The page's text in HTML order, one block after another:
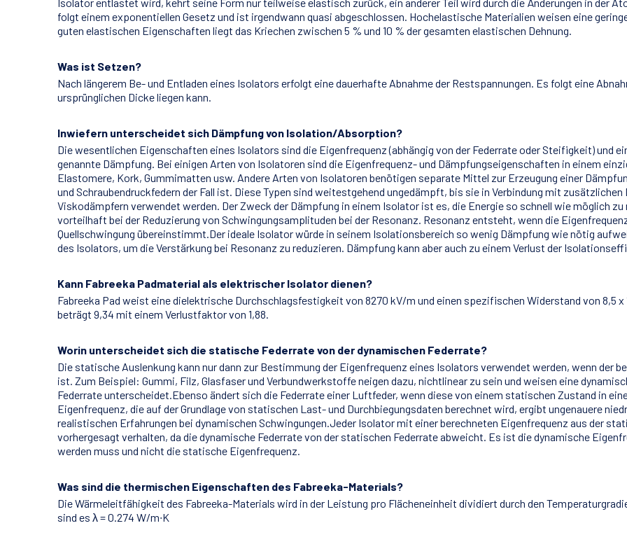
folgt einem exponentiellen Gesetz und ist irgendwann quasi abgeschlossen. Hochelastische Materialien weisen eine
guten elastischen Eigenschaften liegt das Kriechen zwischen 5 % und 10 % der gesamten elastischen Dehnung.
Was ist Setzen?
Nach längerem Be- und Entladen eines Isolators erfolgt eine dauerhafte Abnahme der Restspannungen. Es folgt eine
ursprünglichen Dicke liegen kann.
Inwiefern unterscheidet sich Dämpfung von Isolation/Absorption?
Die wesentlichen Eigenschaften eines Isolators sind die Eigenfrequenz (abhängig von der Federrate oder Steifigkeit) und
genannte Dämpfung. Bei einigen Arten von Isolatoren sind die Eigenfrequenz- und Dämpfungseigenschaften in einem
Elastomere, Kork, Gummimatten usw. Andere Arten von Isolatoren benötigen separate Mittel zur Erzeugung einer
und Schraubendruckfedern der Fall ist. Diese Typen sind weitestgehend ungedämpft, bis sie in Verbindung mit
Viskodämpfern verwendet werden. Der Zweck der Dämpfung in einem Isolator ist es, die Energie so schnell wie möglich
vorteilhaft bei der Reduzierung von Schwingungsamplituden bei der Resonanz. Resonanz entsteht, wenn die
Quellschwingung übereinstimmt.Der ideale Isolator würde in seinem Isolationsbereich so wenig Dämpfung wie nötig
des Isolators, um die Verstärkung bei Resonanz zu reduzieren. Dämpfung kann aber auch zu einem Verlust der
Kann Fabreeka Padmaterial als elektrischer Isolator dienen?
Fabreeka Pad weist eine dielektrische Durchschlagsfestigkeit von 8270 kV/m und einen spezifischen Widerstand von 8,5
beträgt 9,34 mit einem Verlustfaktor von 1,88.
Worin unterscheidet sich die statische Federrate von der dynamischen Federrate?
Die statische Auslenkung kann nur dann zur Bestimmung der Eigenfrequenz eines Isolators verwendet werden, wenn der
ist. Zum Beispiel: Gummi, Filz, Glasfaser und Verbundwerkstoffe neigen dazu, nichtlinear zu sein und weisen eine
Federrate unterscheidet.Ebenso ändert sich die Federrate einer Luftfeder, wenn diese von einem statischen Zustand in
Eigenfrequenz, die auf der Grundlage von statischen Last- und Durchbiegungsdaten berechnet wird, ergibt ungenauere
realistischen Erfahrungen bei dynamischen Schwingungen.Jeder Isolator mit einer berechneten Eigenfrequenz aus der
vorhergesagt verhalten, da die dynamische Federrate von der statischen Federrate abweicht. Es ist die dynamische
werden muss und nicht die statische Eigenfrequenz.
Was sind die thermischen Eigenschaften des Fabreeka-Materials?
Die Wärmeleitfähigkeit des Fabreeka-Materials wird in der Leistung pro Flächeneinheit dividiert durch den
sind es λ = 0.274 W/m∙K